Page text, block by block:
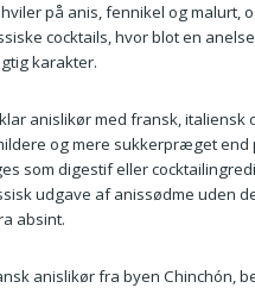
på anis, fennikel og malurt,
cocktails, hvor blot en
karakter.
anislikør med fransk, italiensk
og mere sukkerpræget end
som digestif eller
udgave af anissødme uden
absint.
anislikør fra byen Chinchón,